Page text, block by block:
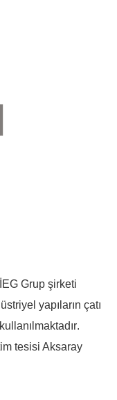
Grup şirketi
yapıların çatı
kullanılmaktadır.
tesisi Aksaray